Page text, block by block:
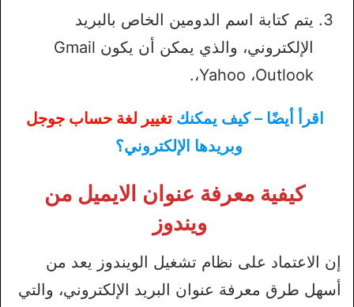
يتم كتابة اسم الدومين الخاص بالبريد
الإلكتروني، والذي يمكن أن يكون Gmail
،Yahoo ،Outlook.
اقرأ أيضًا – كيف يمكنك تغيير لغة حساب جوجل
وبريدها الإلكتروني؟
كيفية معرفة عنوان الايميل من
ويندوز
إن الاعتماد على نظام تشغيل الويندوز يعد من
أسهل طرق معرفة عنوان البريد الإلكتروني، والتي